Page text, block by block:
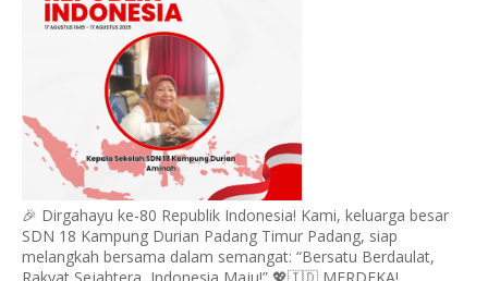
🎉 Dirgahayu ke-80 Republik Indonesia! Kami, keluarga besar
SDN 18 Kampung Durian Padang Timur Padang, siap
melangkah bersama dalam semangat: “Bersatu Berdaulat,